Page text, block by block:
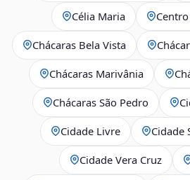
Célia Maria
Chácaras Bela Vista
Chácaras Marivânia
Chácaras São Pedro
Cidade Livre Cidade
Cidade Vera Cruz